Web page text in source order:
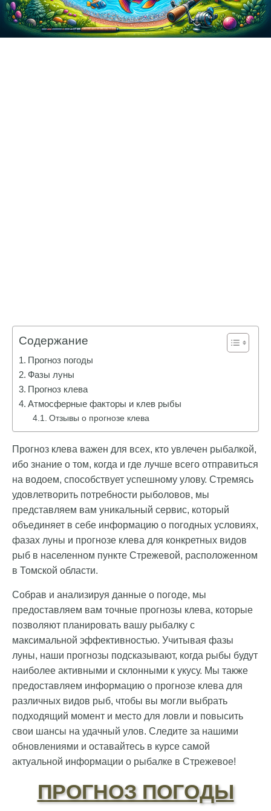
Содержание
Прогноз погоды
Фазы луны
Прогноз клева
Атмосферные факторы и клев рыбы
Отзывы о прогнозе клева
Прогноз клева важен для всех, кто увлечен рыбалкой,
ибо знание о том, когда и где лучше всего отправиться
на водоем, способствует успешному улову. Стремясь
удовлетворить потребности рыболовов, мы
представляем вам уникальный сервис, который
объединяет в себе информацию о погодных условиях,
фазах луны и прогнозе клева для конкретных видов
рыб в населенном пункте Стрежевой, расположенном
в Томской области.
Собрав и анализируя данные о погоде, мы
предоставляем вам точные прогнозы клева, которые
позволяют планировать вашу рыбалку с
максимальной эффективностью. Учитывая фазы
луны, наши прогнозы подсказывают, когда рыбы будут
наиболее активными и склонными к укусу. Мы также
предоставляем информацию о прогнозе клева для
различных видов рыб, чтобы вы могли выбрать
подходящий момент и место для ловли и повысить
свои шансы на удачный улов. Следите за нашими
обновлениями и оставайтесь в курсе самой
актуальной информации о рыбалке в Стрежевое!
ПРОГНОЗ ПОГОДЫ